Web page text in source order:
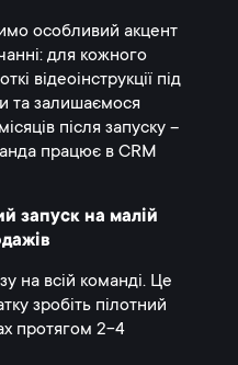
особливий акцент
для кожного
відеоінструкції під
та залишаємося
після запуску –
працює в CRM
запуск на малій
на всій команді. Це
зробіть пілотний
протягом 2-4